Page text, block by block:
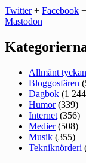
Twitter+ Facebook +
Mastodon
Allmänt
Bloggosfären
Dagbok (1
Humor(339)
Internet (356)
Medier(508)
Musik (355)
Tekniknörderi